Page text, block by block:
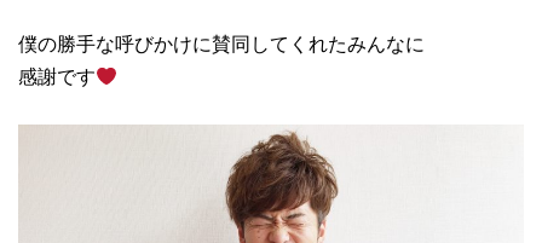
僕の勝手な呼びかけに賛同してくれたみんなに
感謝です